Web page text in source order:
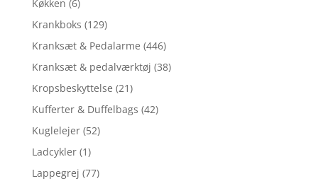
Køkken (6)
Krankboks (129)
Kranksæt & Pedalarme (446)
Kranksæt & pedalværktøj (38)
Kropsbeskyttelse (21)
Kufferter & Duffelbags (42)
Kuglelejer (52)
Ladcykler (1)
Lappegrej (77)